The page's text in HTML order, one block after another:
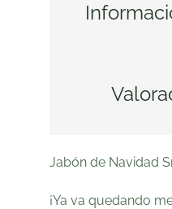
Jabón de Navidad
¡Ya va quedando